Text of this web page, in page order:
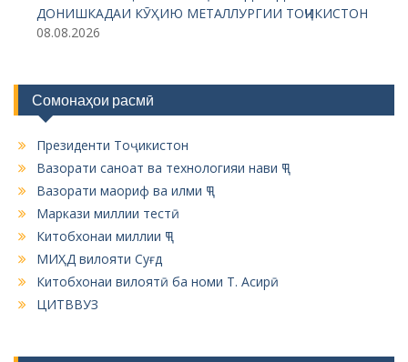
ДОНИШКАДАИ КӮҲИЮ МЕТАЛЛУРГИИ ТОҶИКИСТОН
08.08.2026
Сомонаҳои расмӣ
Президенти Тоҷикистон
Вазорати саноат ва технологияи нави ҶТ
Вазорати маориф ва илми ҶТ
Маркази миллии тестӣ
Китобхонаи миллии ҶТ
МИҲД вилояти Суғд
Китобхонаи вилоятӣ ба номи Т. Асирӣ
ЦИТВВУЗ